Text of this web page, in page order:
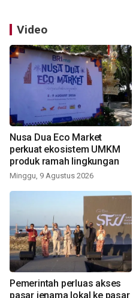
Video
Nusa Dua Eco Market
perkuat ekosistem UMKM
produk ramah lingkungan
Minggu, 9 Agustus 2026
Pemerintah perluas akses
pasar jenama lokal ke pasar